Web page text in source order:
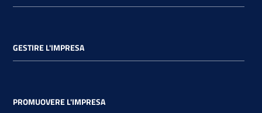
GESTIRE L'IMPRESA
PROMUOVERE L'IMPRESA